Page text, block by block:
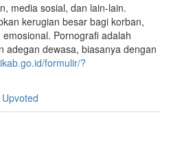
media sosial, dan lain-lain.
kerugian besar bagi korban,
Pornografi adalah
adegan dewasa, biasanya dengan
formulir/?